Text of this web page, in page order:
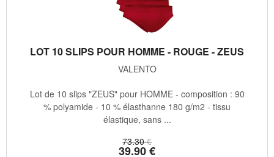
LOT 10 SLIPS POUR HOMME - ROUGE - ZEUS
VALENTO
73.30 €
39.90€
Lot de 10 slips "ZEUS" pour HOMME - composition : 90
% polyamide - 10 % élasthanne 180 g/m2 - tissu
élastique, sans ...